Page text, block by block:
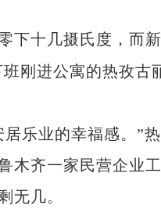
下十几摄氏度，而
刚进公寓的热孜古
乐业的幸福感。”
木齐一家民营企业
无几。